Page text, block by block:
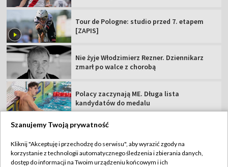
Tour de Pologne: studio przed 7. etapem
[ZAPIS]
Nie żyje Włodzimierz Rezner. Dziennikarz
zmarł po walce z chorobą
Polacy zaczynają ME. Długa lista
kandydatów do medalu
TVP
Szanujemy Twoją prywatność
Kliknij "Akceptuję i przechodzę do serwisu", aby wyrazić zgody na
korzystanie z technologii automatycznego śledzenia i zbierania danych,
dostęp do informacji na Twoim urządzeniu końcowym i ich